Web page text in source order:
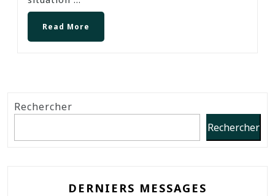
Read More
Rechercher
Rechercher
DERNIERS MESSAGES